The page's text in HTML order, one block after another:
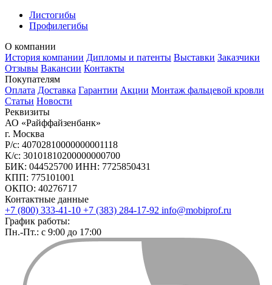
Листогибы
Профилегибы
О компании
История компании Дипломы и патенты Выставки Заказчики
Отзывы Вакансии Контакты
Покупателям
Оплата Доставка Гарантии Акции Монтаж фальцевой кровли
Статьи Новости
Реквизиты
АО «Райффайзенбанк»
г. Москва
Р/с: 40702810000000001118
К/с: 30101810200000000700
БИК: 044525700 ИНН: 7725850431
КПП: 775101001
ОКПО: 40276717
Контактные данные
+7 (800) 333-41-10 +7 (383) 284-17-92 info@mobiprof.ru
График работы:
Пн.-Пт.: с 9:00 до 17:00